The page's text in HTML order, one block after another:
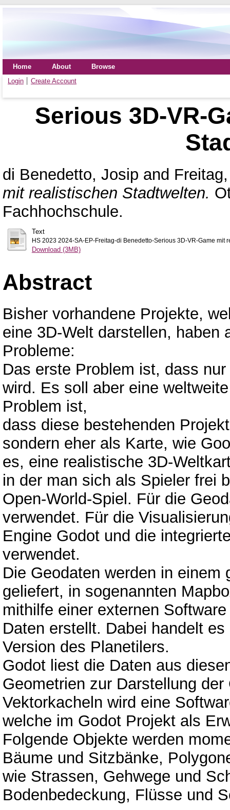
Home About
Browse
Login
Create Account
Serious 3D-VR-
di Benedetto, Josip and
mit realistischen Stadtwelten.
Fachhochschule.
Text
HS 2023 2024-SA-EP-Freitag-di Benedetto-Serious 3D-VR-Game mit
Download (3MB)
Abstract
Bisher vorhandene Projekte,
eine 3D-Welt darstellen, haben
Probleme:
Das erste Problem ist, dass
wird. Es soll aber eine
Problem ist,
dass diese bestehenden
sondern eher als Karte, wie
es, eine realistische 3D-
in der man sich als Spieler frei
Open-World-Spiel. Für die
verwendet. Für die
Engine Godot und die
verwendet.
Die Geodaten werden in
geliefert, in sogenannten
mithilfe einer externen
Daten erstellt. Dabei handelt
Version des Planetilers.
Godot liest die Daten aus
Geometrien zur Darstellung
Vektorkacheln wird eine
welche im Godot Projekt als
Folgende Objekte werden
Bäume und Sitzbänke,
wie Strassen, Gehwege und
Bodenbedeckung, Flüsse und